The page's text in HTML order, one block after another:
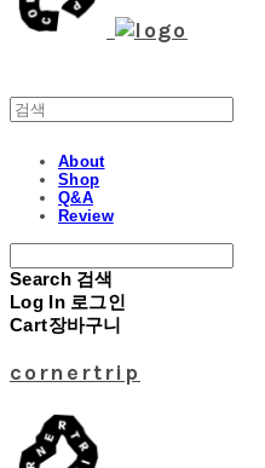
About
Shop
Q&A
Review
Search 검색
Log In 로그인
Cart장바구니
cornertrip